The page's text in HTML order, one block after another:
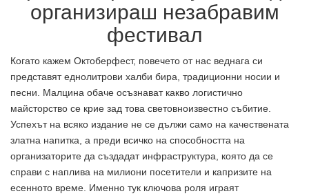
организираш незабравим
фестивал
Когато кажем Октоберфест, повечето от нас веднага си
представят еднолитрови халби бира, традиционни носии и
песни. Малцина обаче осъзнават какво логистично
майсторство се крие зад това световноизвестно събитие.
Успехът на всяко издание не се дължи само на качествената
златна напитка, а преди всичко на способността на
организаторите да създадат инфраструктура, която да се
справи с наплива на милиони посетители и капризите на
есенното време. Именно тук ключова роля играят